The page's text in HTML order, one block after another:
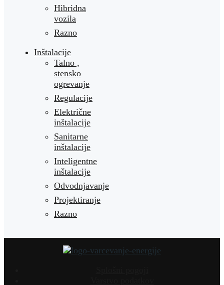
Hibridna
vozila
Razno
Inštalacije
Talno ,
stensko
ogrevanje
Regulacije
Električne
inštalacije
Sanitarne
inštalacije
Inteligentne
inštalacije
Odvodnjavanje
Projektiranje
Razno